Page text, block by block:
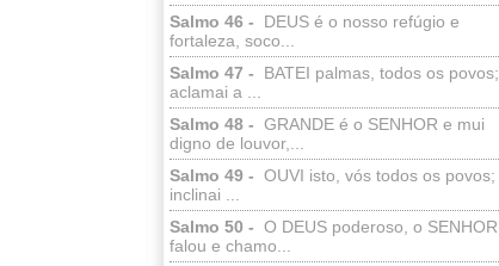
Salmo 46 -
DEUS é o nosso refúgio e
fortaleza, soco...
Salmo 47 -
BATEI palmas, todos os povos;
aclamai a ...
Salmo 48 - GRANDE é o SENHOR e mui
digno de louvor,...
Salmo 49 - OUVI isto, vós todos os povos;
inclinai ...
Salmo 50 - O DEUS poderoso, o SENHOR,
falou e chamo...